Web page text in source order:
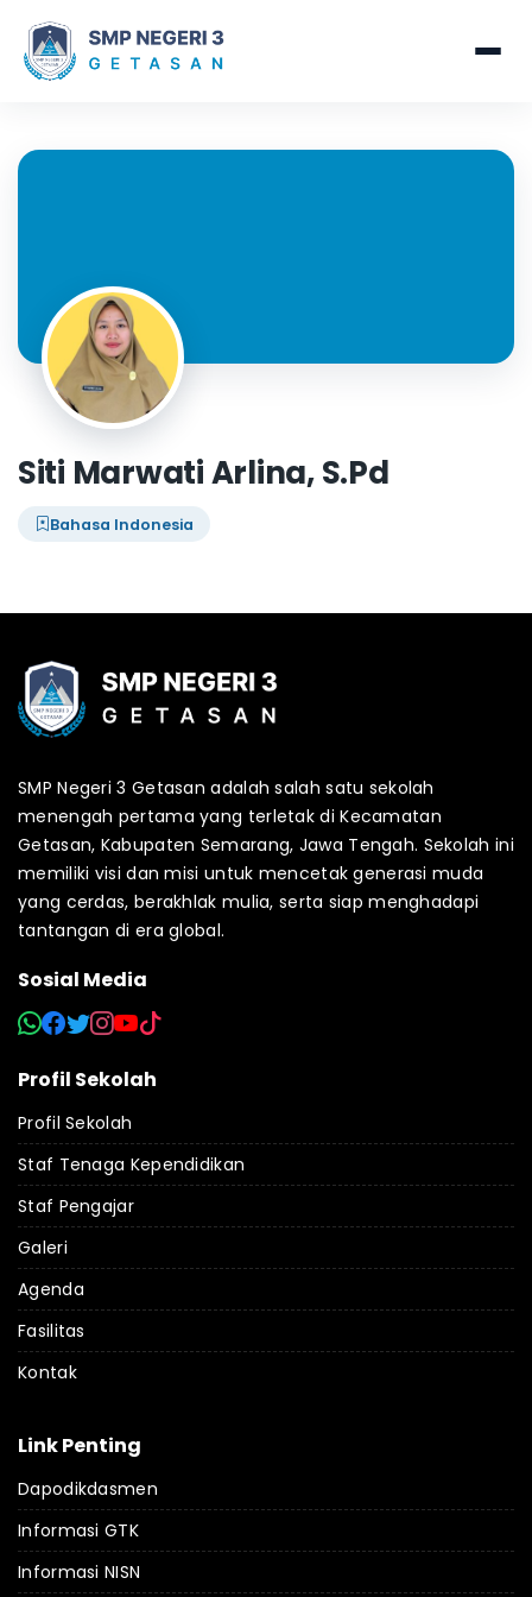
Siti Marwati Arlina, S.Pd
Bahasa Indonesia
SMP Negeri 3 Getasan adalah salah satu sekolah
menengah pertama yang terletak di Kecamatan
Getasan, Kabupaten Semarang, Jawa Tengah. Sekolah ini
memiliki visi dan misi untuk mencetak generasi muda
yang cerdas, berakhlak mulia, serta siap menghadapi
tantangan di era global.
Sosial Media
Profil Sekolah
Profil Sekolah
Staf Tenaga Kependidikan
Staf Pengajar
Galeri
Agenda
Fasilitas
Kontak
Link Penting
Dapodikdasmen
Informasi GTK
Informasi NISN